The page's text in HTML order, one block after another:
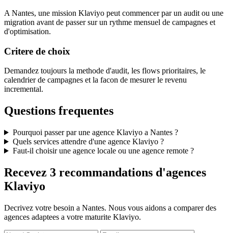
A Nantes, une mission Klaviyo peut commencer par un audit ou une
migration avant de passer sur un rythme mensuel de campagnes et
d'optimisation.
Critere de choix
Demandez toujours la methode d'audit, les flows prioritaires, le
calendrier de campagnes et la facon de mesurer le revenu
incremental.
Questions frequentes
Pourquoi passer par une agence Klaviyo a Nantes ?
Quels services attendre d'une agence Klaviyo ?
Faut-il choisir une agence locale ou une agence remote ?
Recevez 3 recommandations d'agences
Klaviyo
Decrivez votre besoin a Nantes. Nous vous aidons a comparer des
agences adaptees a votre maturite Klaviyo.